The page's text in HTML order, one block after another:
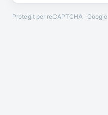
Protegit per reCAPTCHA · Google